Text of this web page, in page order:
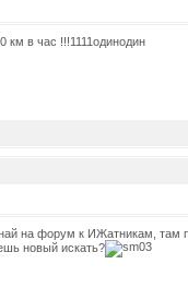
км в час !!!1111одинодин
на форум к ИЖатникам, там
новый искать?